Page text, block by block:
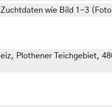
wie Bild 1-3
Plothener Teichgebiet,